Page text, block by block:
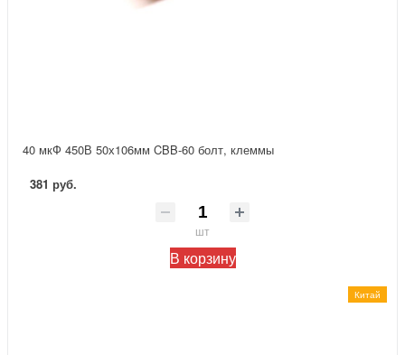
40 мкФ 450В 50х106мм CBB-60 болт, клеммы
381 руб.
шт
В корзину
Китай